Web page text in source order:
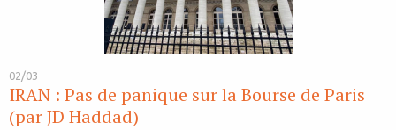
02/03
IRAN : Pas de panique sur la Bourse de Paris
(par JD Haddad)